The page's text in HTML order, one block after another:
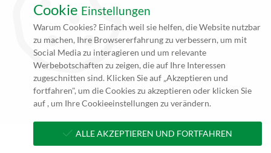
*Alle Angebote auf unseren Seiten gelten ausschließlich für
Gewerbetreibende. Alle Preisangaben auf unseren Seiten verstehen
sich daher (rein netto, zzgl. 19% MwSt.) und Versandkosten. Falls
nicht angegeben beträgt die Lieferzeit innerhalb Deutschlands ca. 4
bis 5 Werktage (5 bis 10 Werktage per Spedition) nach
Zahlungseingang und Erhalt der druckfertigen Daten.
**zzgl. Versandkosten
Cookie Einstellungen
Warum Cookies? Einfach weil sie helfen, die Website nutzbar
zu machen, Ihre Browsererfahrung zu verbessern, um mit
Social Media zu interagieren und um relevante
Werbebotschaften zu zeigen, die auf Ihre Interessen
zugeschnitten sind. Klicken Sie auf „Akzeptieren und
fortfahren", um die Cookies zu akzeptieren oder klicken Sie
auf , um Ihre Cookieeinstellungen zu verändern.
ALLE AKZEPTIEREN UND FORTFAHREN